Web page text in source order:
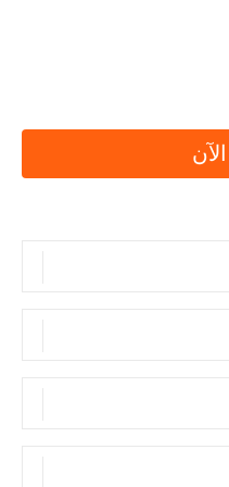
مما يسمح لك بالدراسة
وفي أي مكان. يمكنك
حسب الحاجة لضبط